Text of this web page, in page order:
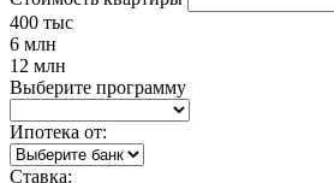
400 тыс
6 млн
12 млн
Выберите программу
Ипотека от:
Ставка: